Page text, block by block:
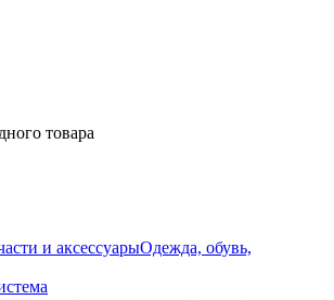
товара
и аксессуарыОдежда, обувь,